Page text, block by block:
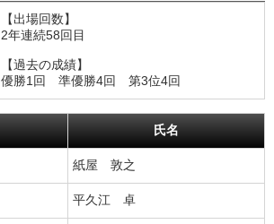
【出場回数】
2年連続58回目
【過去の成績】
優勝1回 準優勝4回 第3位4回
氏名
紙屋 敦之
平久江 卓